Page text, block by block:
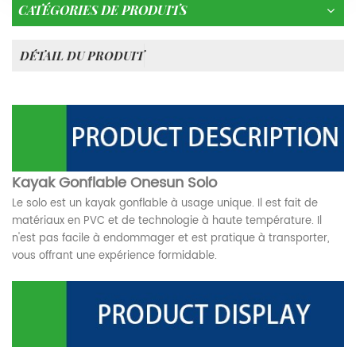
CATÉGORIES DE PRODUITS
DÉTAIL DU PRODUIT
Kayak Gonflable Onesun Solo
Le solo est un kayak gonflable à usage unique. Il est fait de
matériaux en PVC et de technologie à haute température. Il
n'est pas facile à endommager et est pratique à transporter,
vous offrant une expérience formidable.